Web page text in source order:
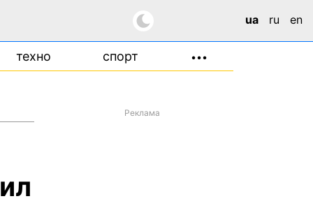
ua ru en
техно спорт •••
Реклама